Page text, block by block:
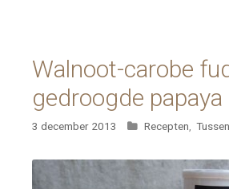
Walnoot-carobe
gedroogde papaya
3 december 2013 Categorieën
Recepten,